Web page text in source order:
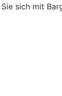
sich mit